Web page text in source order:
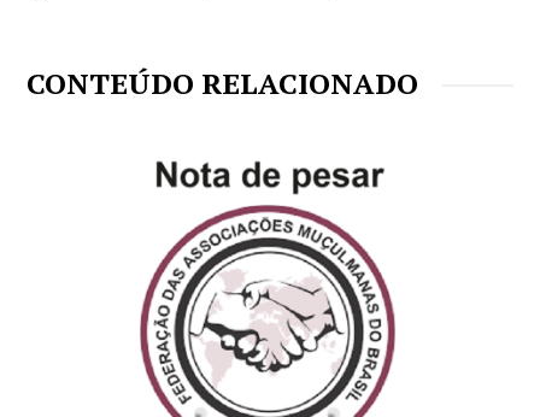
CONTEÚDO RELACIONADO